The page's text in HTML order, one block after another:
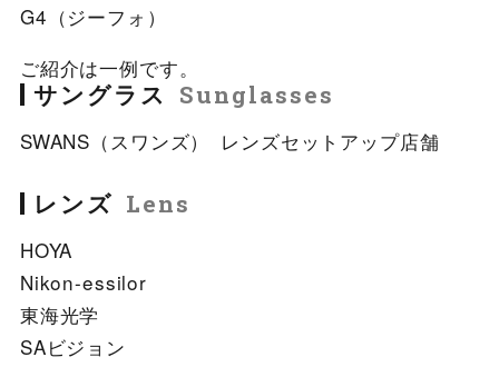
G4（ジーフォ）
ご紹介は一例です。
サングラス Sunglasses
SWANS（スワンズ） レンズセットアップ店舗
レンズ Lens
HOYA
Nikon-essilor
東海光学
SAビジョン